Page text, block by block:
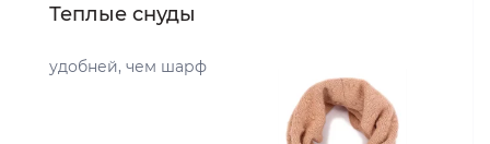
Теплые снуды
удобней, чем шарф